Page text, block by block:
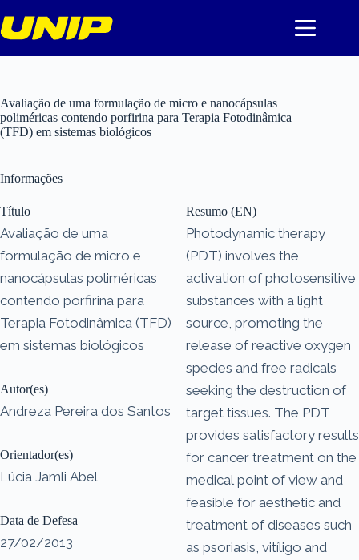
para
o
Avaliação de uma formulação de micro e nanocápsulas
poliméricas contendo porfirina para Terapia Fotodinâmica
(TFD) em sistemas biológicos
Informações
Título
Avaliação de uma
formulação de micro e
nanocápsulas poliméricas
contendo porfirina para
Terapia Fotodinâmica (TFD)
em sistemas biológicos
Autor(es)
Andreza Pereira dos Santos
Orientador(es)
Lúcia Jamli Abel
Data de Defesa
27/02/2013
Resumo (EN)
Photodynamic therapy
(PDT) involves the
activation of photosensitive
substances with a light
source, promoting the
release of reactive oxygen
species and free radicals
seeking the destruction of
target tissues. The PDT
provides satisfactory results
for cancer treatment on the
medical point of view and
feasible for aesthetic and
treatment of diseases such
as psoriasis, vitíligo and